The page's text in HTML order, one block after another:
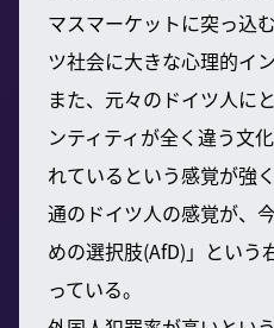
マスマーケットに突っ込
ツ社会に大きな心理的イ
また、元々のドイツ人に
ンティティが全く違う文
れているという感覚が強
通のドイツ人の感覚が、
めの選択肢(AfD)」という
っている。